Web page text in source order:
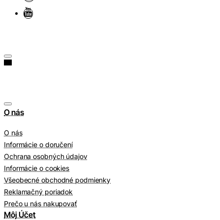
O nás
O nás
Informácie o doručení
Ochrana osobných údajov
Informácie o cookies
Všeobecné obchodné podmienky
Reklamačný poriadok
Prečo u nás nakupovať
Môj Účet